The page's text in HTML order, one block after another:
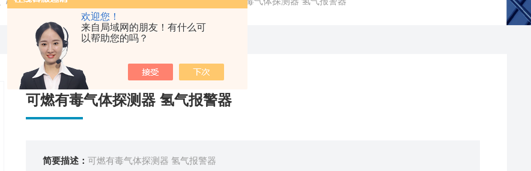
欢迎您！
来自局域网的朋友！有什么可
以帮助您的吗？
可燃有毒气体探测器 氢气报警器
简要描述： 可燃有毒气体探测器 氢气报警器